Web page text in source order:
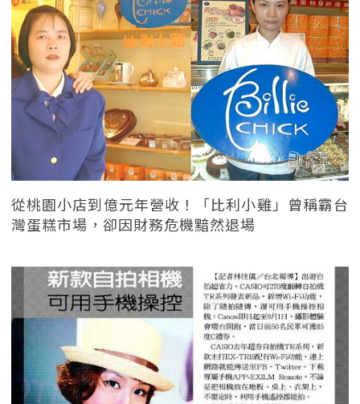
從桃園小店到億元年營收！「比利小雞」曾稱霸台
灣蛋糕市場，卻因財務危機黯然退場